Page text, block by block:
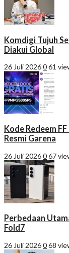
Komdigi Tujuh
Diakui Global
26 Juli 2026061
Kode Redeem
Resmi Garena
26 Juli 2026067
Perbedaan
Fold7
26 Juli 2026068